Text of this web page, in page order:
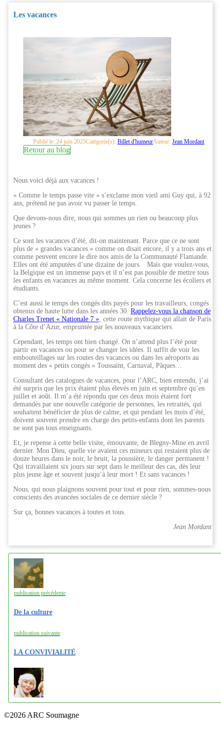
Les vacances
Publié le: 24 juin 2025Catégorie(s):Billet d'humeurAuteur:Jean Mordant
Retour au blog
Nous voici déjà aux vacances !
« Comme le temps passe vite » s’exclame mon vieil ami Guy qui, à 92
ans, prétend ne pas avoir vu passer le temps.
Que devons-nous dire, nous qui sommes un rien ou beaucoup plus
jeunes ?
Ce sont les vacances d’été, dit-on maintenant. Parce que ce ne sont
plus de « grandes vacances » comme on disait encore, il y a trois ans et
comme peuvent encore le dire nos amis de la Communauté Flamande.
Elles ont été amputées d’une dizaine de jours. Mais que voulez-vous,
la Belgique est un immense pays et il n’est pas possible de mettre tous
les enfants en vacances au même moment. Cela concerne les écoliers et
étudiants.
C’est aussi le temps des congés dits payés pour les travailleurs, congés
obtenus de haute lutte dans les années 30. Rappelez-vous la chanson de
Charles Trenet « Nationale 7 », cette route mythique qui allait de Paris
à la Côte d’Azur, empruntée par les nouveaux vacanciers.
Cependant, les temps ont bien changé. On n’attend plus l’été pour
partir en vacances ou pour se changer les idées. Il suffit de voir les
embouteillages sur les routes des vacances ou dans les aéroports au
moment des « petits congés » Toussaint, Carnaval, Pâques…
Consultant des catalogues de vacances, pour l’ARC, bien entendu, j’ai
été surpris que les prix étaient plus élevés en juin et septembre qu’en
juillet et août. Il m’a été répondu que ces deux mois étaient fort
demandés par une nouvelle catégorie de personnes, les retraités, qui
souhaitent bénéficier de plus de calme, et qui pendant les mois d’été,
doivent souvent prendre en charge des petits-enfants dont les parents
ne sont pas tous enseignants.
Et, je repense à cette belle visite, émouvante, de Blegny-Mine en avril
dernier. Mon Dieu, quelle vie avaient ces mineurs qui restaient plus de
douze heures dans le noir, le bruit, la poussière, le danger permanent !
Qui travaillaient six jours sur sept dans le meilleur des cas, dès leur
plus jeune âge et souvent jusqu’à leur mort ! Et sans vacances !
Nous, qui nous plaignons souvent pour tout et pour rien, sommes-nous
conscients des avancées sociales de ce dernier siècle ?
Sur ça, bonnes vacances à toutes et tous.
Jean Mordant
publication précédente
De la culture
publication suivante
LA CONVIVIALITÉ
©2026 ARC Soumagne